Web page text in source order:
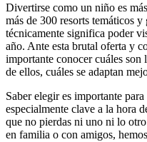
Divertirse como un niño es
más de 300 resorts temáticos
técnicamente significa poder
año. Ante esta brutal oferta y
importante conocer cuáles son
de ellos, cuáles se adaptan
Saber elegir es importante
especialmente clave a la hora
que no pierdas ni uno ni lo
en familia o con amigos,